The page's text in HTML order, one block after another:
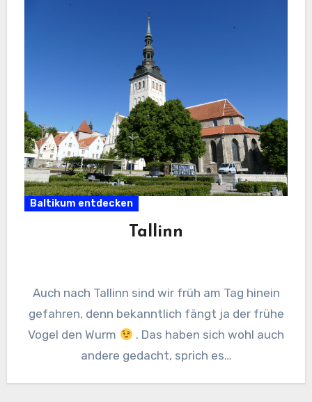
Baltikum entdecken
Tallinn
Auch nach Tallinn sind wir früh am Tag hinein
gefahren, denn bekanntlich fängt ja der frühe
Vogel den Wurm
. Das haben sich wohl auch
andere gedacht, sprich es…